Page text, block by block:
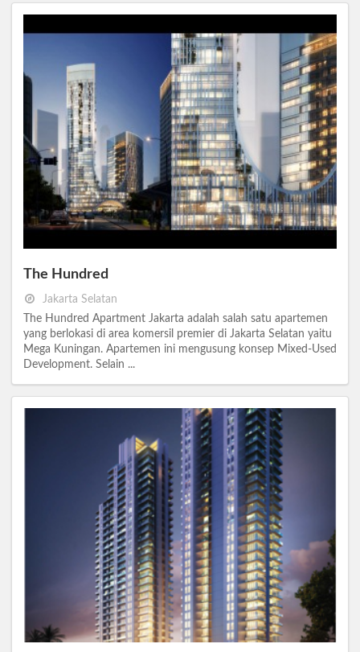
The Hundred
Jakarta Selatan
The Hundred Apartment Jakarta adalah salah satu apartemen
yang berlokasi di area komersil premier di Jakarta Selatan yaitu
Mega Kuningan. Apartemen ini mengusung konsep Mixed-Used
Development. Selain ...